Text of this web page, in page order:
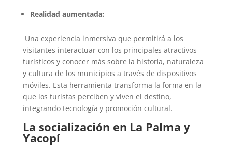
Realidad aumentada:
Una experiencia inmersiva que permitirá a los
visitantes interactuar con los principales atractivos
turísticos y conocer más sobre la historia, naturaleza
y cultura de los municipios a través de dispositivos
móviles. Esta herramienta transforma la forma en la
que los turistas perciben y viven el destino,
integrando tecnología y promoción cultural.
La socialización en La Palma y
Yacopí